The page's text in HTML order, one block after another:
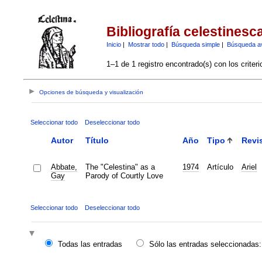
Bibliografía
Inicio| Mostrar todo| Búsqueda simple| Búsqueda
1–1 de 1 registro encontrado(s) con los
Opciones de búsqueda y visualización
Seleccionar todo Deseleccionar todo
Autor Título Año Tipo
Abbate,
Gay
The "Celestina" as a
Parody of Courtly Love
1974 Artículo Ariel
Seleccionar todo Deseleccionar todo
Todas las entradas
Sólo las entradas seleccionadas: